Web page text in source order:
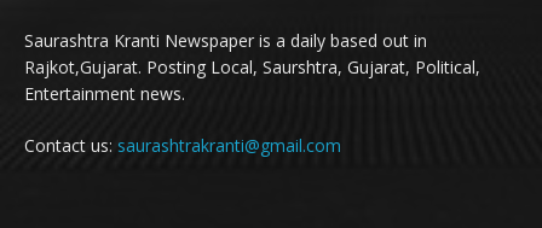
Saurashtra Kranti Newspaper is a daily based out in
Rajkot,Gujarat. Posting Local, Saurshtra, Gujarat, Political,
Entertainment news.
Contact us: saurashtrakranti@gmail.com